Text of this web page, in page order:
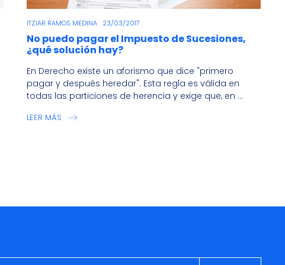
ITZIAR RAMOS MEDINA 23/03/2017
No puedo pagar el Impuesto de Sucesiones,
¿qué solución hay?
En Derecho existe un aforismo que dice "primero
pagar y después heredar". Esta regla es válida en
todas las particiones de herencia y exige que, en ...
LEER MÁS